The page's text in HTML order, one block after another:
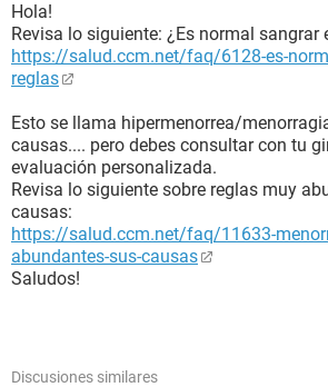
Hola!
Revisa lo siguiente: ¿Es normal sangrar
https://salud.ccm.net/faq/6128-es-
reglas
Esto se llama hipermenorrea/
causas.... pero debes consultar con tu
evaluación personalizada.
Revisa lo siguiente sobre reglas muy
causas:
https://salud.ccm.net/faq/11633-
abundantes-sus-causas
Saludos!
Discusiones similares